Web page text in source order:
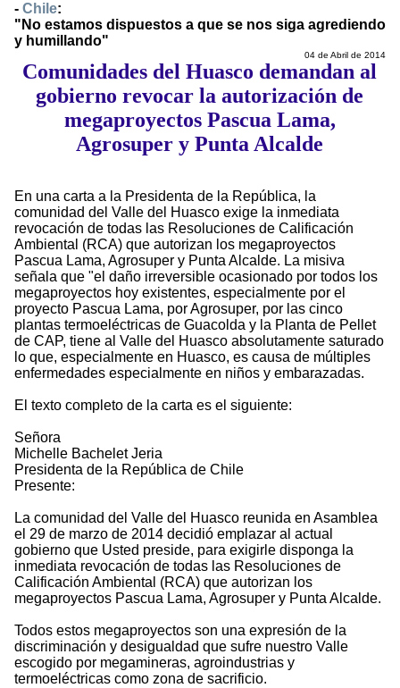
- Chile:
"No estamos dispuestos a que se nos siga agrediendo
y humillando"
04 de Abril de 2014
Comunidades del Huasco demandan al
gobierno revocar la autorización de
megaproyectos Pascua Lama,
Agrosuper y Punta Alcalde
En una carta a la Presidenta de la República, la
comunidad del Valle del Huasco exige la inmediata
revocación de todas las Resoluciones de Calificación
Ambiental (RCA) que autorizan los megaproyectos
Pascua Lama, Agrosuper y Punta Alcalde. La misiva
señala que "el daño irreversible ocasionado por todos los
megaproyectos hoy existentes, especialmente por el
proyecto Pascua Lama, por Agrosuper, por las cinco
plantas termoeléctricas de Guacolda y la Planta de Pellet
de CAP, tiene al Valle del Huasco absolutamente saturado
lo que, especialmente en Huasco, es causa de múltiples
enfermedades especialmente en niños y embarazadas.
El texto completo de la carta es el siguiente:
Señora
Michelle Bachelet Jeria
Presidenta de la República de Chile
Presente:
La comunidad del Valle del Huasco reunida en Asamblea
el 29 de marzo de 2014 decidió emplazar al actual
gobierno que Usted preside, para exigirle disponga la
inmediata revocación de todas las Resoluciones de
Calificación Ambiental (RCA) que autorizan los
megaproyectos Pascua Lama, Agrosuper y Punta Alcalde.
Todos estos megaproyectos son una expresión de la
discriminación y desigualdad que sufre nuestro Valle
escogido por megamineras, agroindustrias y
termoeléctricas como zona de sacrificio.